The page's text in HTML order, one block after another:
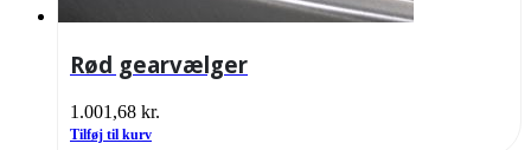
Rød gearvælger
1.001,68 kr.
Tilføj til kurv